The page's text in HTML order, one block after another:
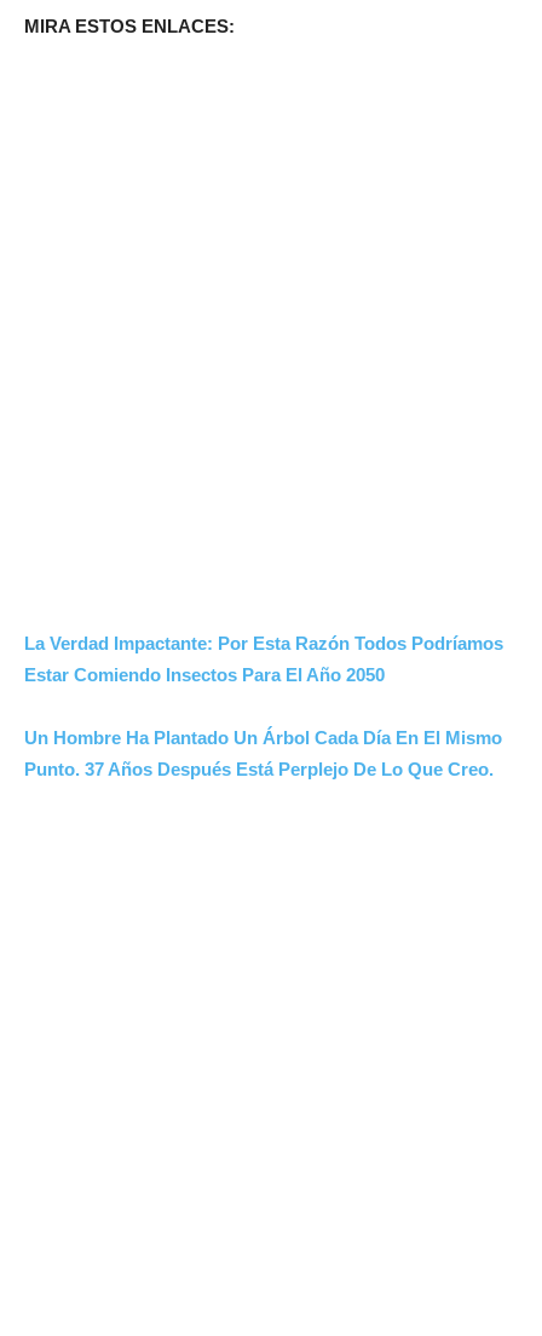
MIRA ESTOS ENLACES:
La Verdad Impactante: Por Esta Razón Todos Podríamos
Estar Comiendo Insectos Para El Año 2050
Un Hombre Ha Plantado Un Árbol Cada Día En El Mismo
Punto. 37 Años Después Está Perplejo De Lo Que Creo.